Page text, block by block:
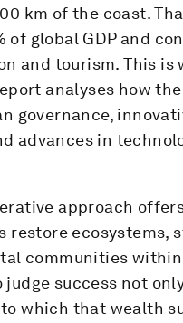
km of the coast.
of global GDP and
and tourism. This is
analyses how the
governance,
advances in
approach
ecosystems,
communities
success not
which that wealth